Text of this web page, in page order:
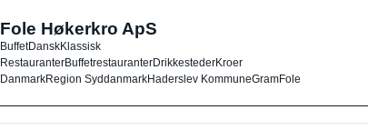
Fole Høkerkro ApS
BuffetDanskKlassisk
RestauranterBuffetrestauranterDrikkestederKroer
DanmarkRegion SyddanmarkHaderslev KommuneGramFole